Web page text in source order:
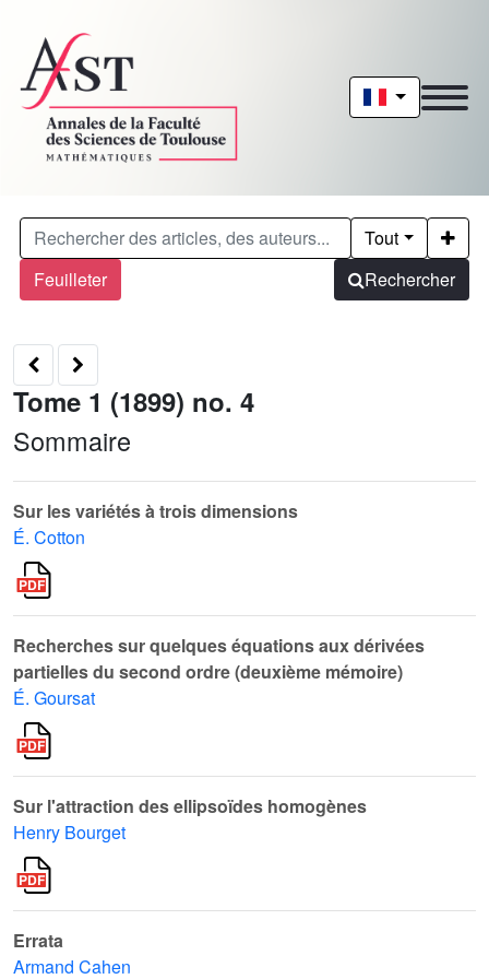
Feuilleter
Tout
Rechercher
Tome 1 (1899) no. 4
Sommaire
Sur les variétés à trois dimensions
É. Cotton
Recherches sur quelques équations aux dérivées
partielles du second ordre (deuxième mémoire)
É. Goursat
Sur l'attraction des ellipsoïdes homogènes
Henry Bourget
Errata
Armand Cahen